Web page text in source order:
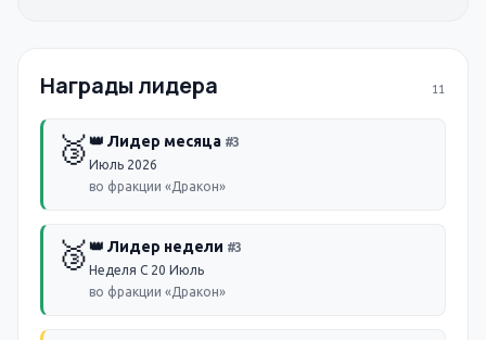
Награды лидера 11
🥉👑 Лидер месяца #3
Июль 2026
во фракции «Дракон»
🥉👑 Лидер недели #3
Неделя С 20 Июль
во фракции «Дракон»